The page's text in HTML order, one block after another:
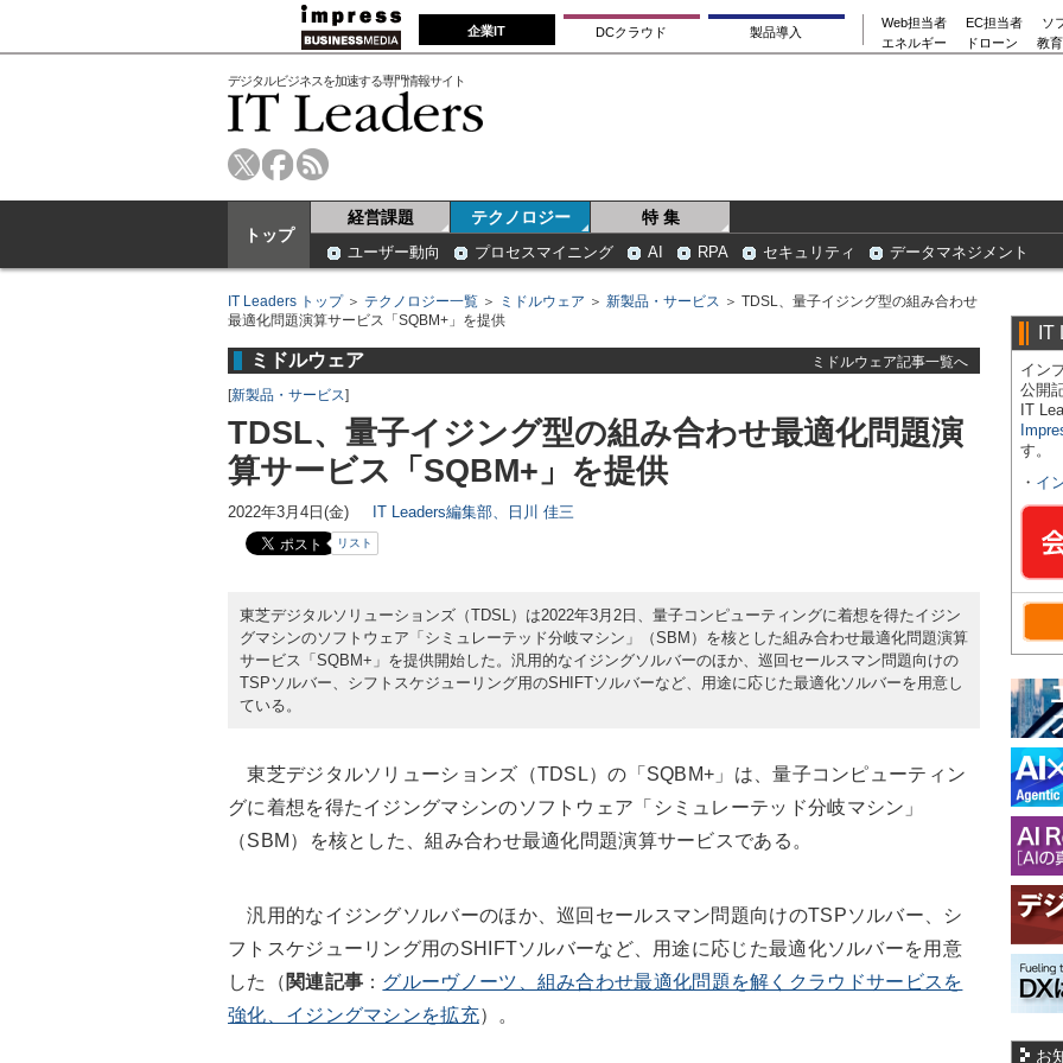
企業IT DCクラウド 製品導入
Web担当者 EC担当者
ソ
エネルギー
ドローン 教
デジタルビジネスを加速する専門情報サイト
トップ
経営課題 テクノロジー 特 集
ユーザー動向 プロセスマイニング AI RPA セキュリティ データマネジメント
IT Leaders トップ＞ テクノロジー一覧 ＞ ミドルウェア ＞ 新製品・サービス ＞ TDSL、量子イジング型の組み合わせ
最適化問題演算サービス「SQBM+」を提供
ミドルウェア
ミドルウェア記事一覧へ
[新製品・サービス]
TDSL、量子イジング型の組み合わせ最適化問題演
算サービス「SQBM+」を提供
2022年3月4日(金) IT Leaders編集部、日川 佳三
リスト
東芝デジタルソリューションズ（TDSL）は2022年3月2日、量子コンピューティングに着想を得たイジン
グマシンのソフトウェア「シミュレーテッド分岐マシン」（SBM）を核とした組み合わせ最適化問題演算
サービス「SQBM+」を提供開始した。汎用的なイジングソルバーのほか、巡回セールスマン問題向けの
TSPソルバー、シフトスケジューリング用のSHIFTソルバーなど、用途に応じた最適化ソルバーを用意し
ている。
東芝デジタルソリューションズ（TDSL）の「SQBM+」は、量子コンピューティン
グに着想を得たイジングマシンのソフトウェア「シミュレーテッド分岐マシン」
（SBM）を核とした、組み合わせ最適化問題演算サービスである。
汎用的なイジングソルバーのほか、巡回セールスマン問題向けのTSPソルバー、シ
フトスケジューリング用のSHIFTソルバーなど、用途に応じた最適化ソルバーを用意
した（ 関連記事 ： グルーヴノーツ、組み合わせ最適化問題を解くクラウドサービスを
強化、イジングマシンを拡充）。
IT
イン
公開
IT
す。
・ イ
お